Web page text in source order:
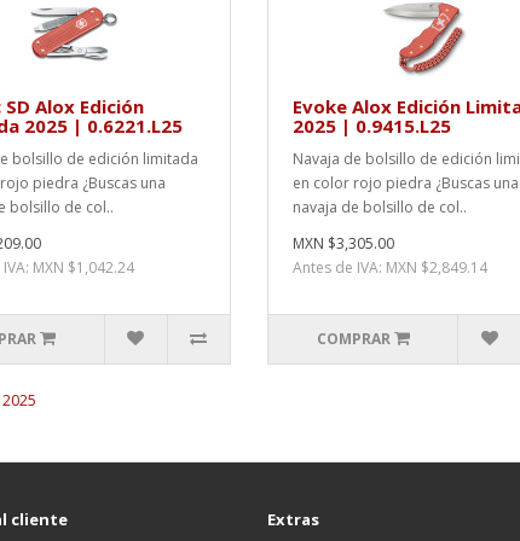
SD Alox Edición
2025 | 0.6221.L25
bolsillo de edición limitada
piedra ¿Buscas una
bolsillo de col..
MXN $1,042.24
Evoke Alox Edición
2025 | 0.9415.L25
Navaja de bolsillo de edición
en color rojo piedra ¿Buscas una
navaja de bolsillo de col..
MXN $3,305.00
Antes de IVA: MXN $2,849.14
COMPRAR
cliente Extras